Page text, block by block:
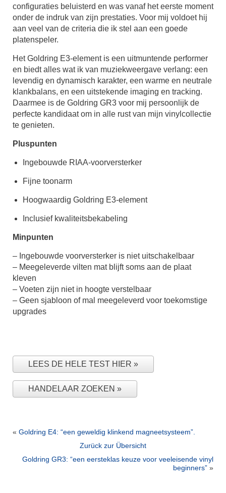
configuraties beluisterd en was vanaf het eerste moment
onder de indruk van zijn prestaties. Voor mij voldoet hij
aan veel van de criteria die ik stel aan een goede
platenspeler.
Het Goldring E3-element is een uitmuntende performer
en biedt alles wat ik van muziekweergave verlang: een
levendig en dynamisch karakter, een warme en neutrale
klankbalans, en een uitstekende imaging en tracking.
Daarmee is de Goldring GR3 voor mij persoonlijk de
perfecte kandidaat om in alle rust van mijn vinylcollectie
te genieten.
Pluspunten
Ingebouwde RIAA-voorversterker
Fijne toonarm
Hoogwaardig Goldring E3-element
Inclusief kwaliteitsbekabeling
Minpunten
– Ingebouwde voorversterker is niet uitschakelbaar
– Meegeleverde vilten mat blijft soms aan de plaat
kleven
– Voeten zijn niet in hoogte verstelbaar
– Geen sjabloon of mal meegeleverd voor toekomstige
upgrades
LEES DE HELE TEST HIER
HANDELAAR ZOEKEN
« Goldring E4: “een geweldig klinkend magneetsysteem”.
Zurück zur Übersicht
Goldring GR3: “een eersteklas keuze voor veeleisende vinyl
beginners” »